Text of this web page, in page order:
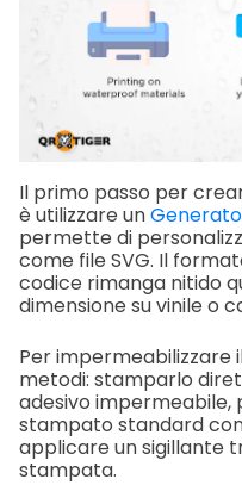
Il primo passo per
è utilizzare un
permette di
come file SVG. Il
codice rimanga nitido
dimensione su vinile o
Per impermeabilizzare
metodi: stamparlo
adesivo impermeabile,
stampato standard
applicare un sigillante
stampata.